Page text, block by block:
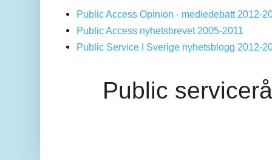
Public Access Opinion - mediedebatt 2012-
Public Access nyhetsbrevet 2005-2011
Public Service I Sverige nyhetsblogg 2012-
Public